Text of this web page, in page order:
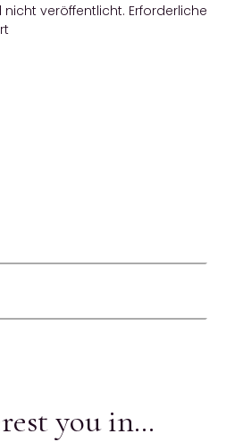
nicht veröffentlicht. Erforderliche
you in…